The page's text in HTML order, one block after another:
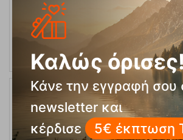
ΑΓΟΡΑ
Καλώς
Κάνε την εγγραφή σου
newsletter και
κέρδισε
5€ έκπτωση